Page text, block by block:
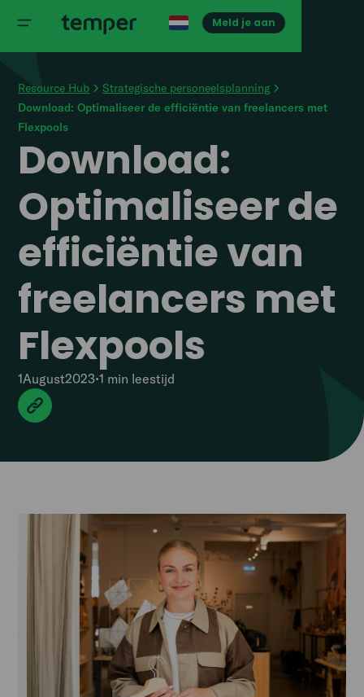
Meld je aan
Resource Hub
Strategische personeelsplanning
Download: Optimaliseer de efficiëntie van freelancers met
Flexpools
Download:
Optimaliseer de
efficiëntie van
freelancers met
Flexpools
1August2023•1 min leestijd